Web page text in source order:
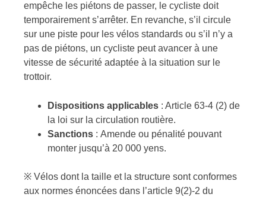
empêche les piétons de passer, le cycliste doit
temporairement s’arrêter. En revanche, s’il circule
sur une piste pour les vélos standards ou s’il n’y a
pas de piétons, un cycliste peut avancer à une
vitesse de sécurité adaptée à la situation sur le
trottoir.
Dispositions applicables : Article 63-4 (2) de
la loi sur la circulation routière.
Sanctions : Amende ou pénalité pouvant
monter jusqu’à 20 000 yens.
※ Vélos dont la taille et la structure sont conformes
aux normes énoncées dans l’article 9(2)-2 du